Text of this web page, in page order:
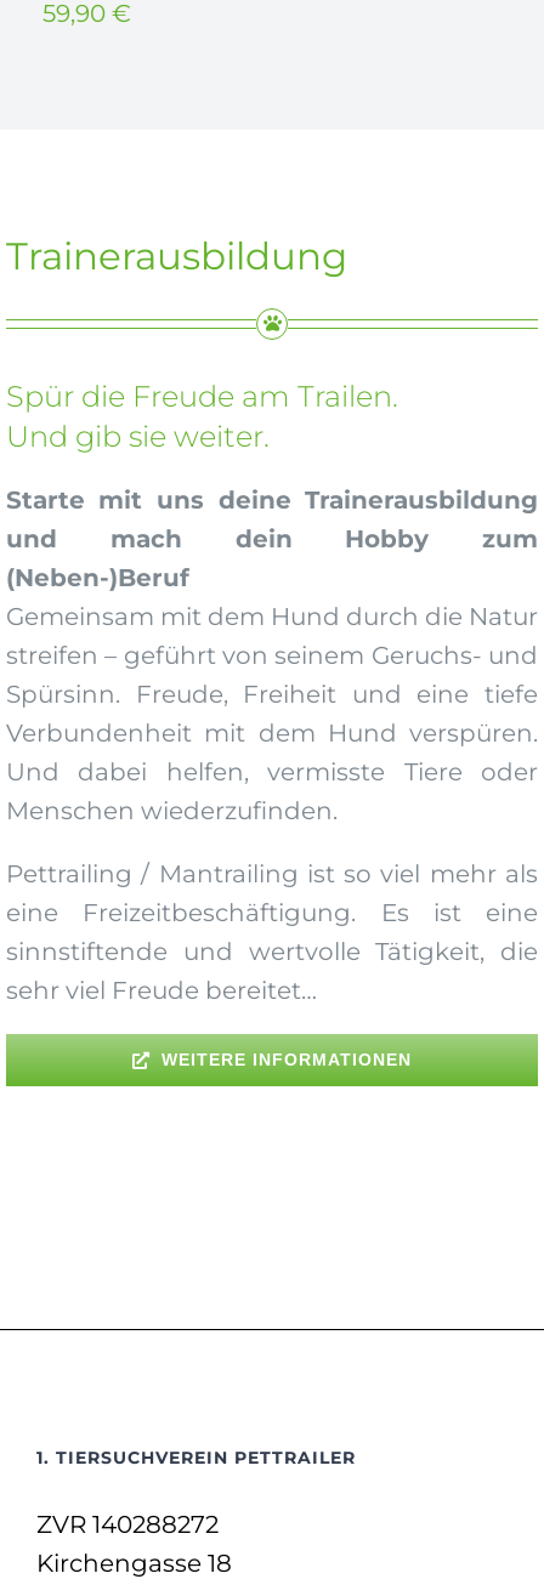
59,90 €
Trainerausbildung
Spür die Freude am Trailen.
Und gib sie weiter.
Starte mit uns deine Trainerausbildung
und mach dein Hobby zum
(Neben-)Beruf
Gemeinsam mit dem Hund durch die Natur
streifen – geführt von seinem Geruchs- und
Spürsinn. Freude, Freiheit und eine tiefe
Verbundenheit mit dem Hund verspüren.
Und dabei helfen, vermisste Tiere oder
Menschen wiederzufinden.
Pettrailing / Mantrailing ist so viel mehr als
eine Freizeitbeschäftigung. Es ist eine
sinnstiftende und wertvolle Tätigkeit, die
sehr viel Freude bereitet…
WEITERE INFORMATIONEN
1. TIERSUCHVEREIN PETTRAILER
ZVR 140288272
Kirchengasse 18